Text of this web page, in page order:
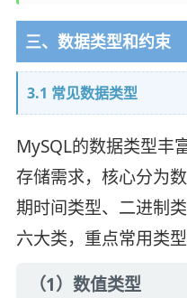
三、数据类型和约束
3.1 常见数据类型
MySQL的数据类型丰
存储需求，核心分为
期时间类型、二进制
六大类，重点常用类型
（1）数值类型